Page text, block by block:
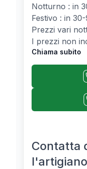
Notturno : in
Festivo : in
Prezzi vari
I prezzi non
Chiama subito
Contatta
l'artigiano